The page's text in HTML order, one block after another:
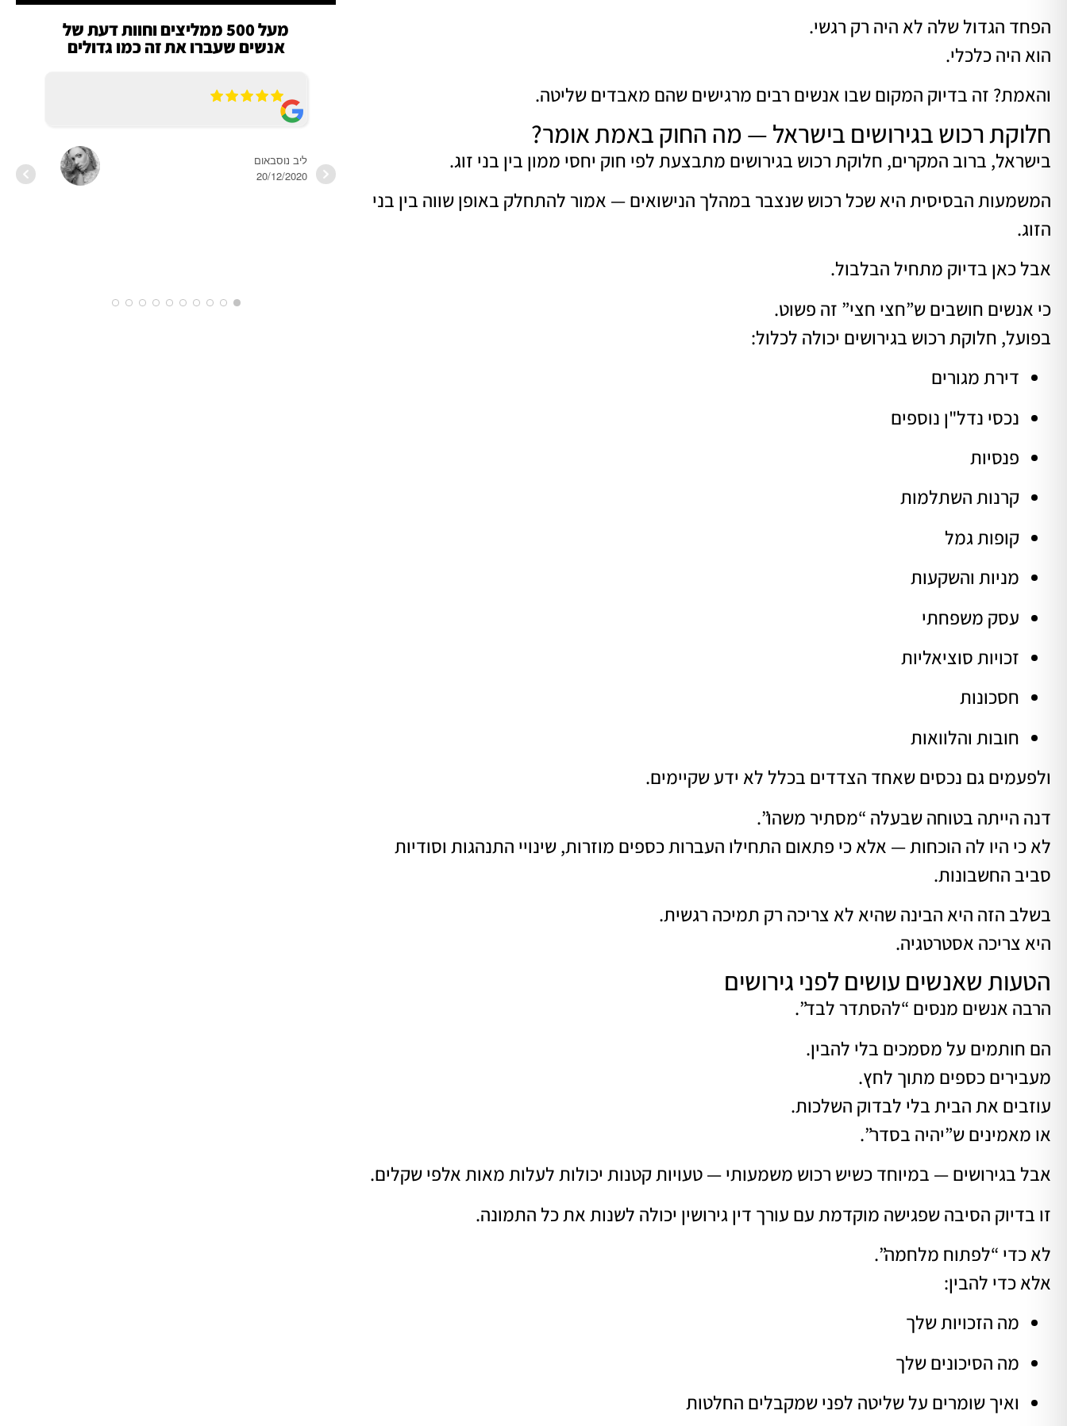
הפחד הגדול שלה לא היה רק רגשי.
הוא היה כלכלי.
והאמת? זה בדיוק המקום שבו אנשים רבים מרגישים שהם מאבדים שליטה.
חלוקת רכוש בגירושים בישראל — מה החוק באמת אומר?
בישראל, ברוב המקרים, חלוקת רכוש בגירושים מתבצעת לפי חוק יחסי ממון בין בני זוג.
המשמעות הבסיסית היא שכל רכוש שנצבר במהלך הנישואים — אמור להתחלק באופן שווה בין בני
הזוג.
אבל כאן בדיוק מתחיל הבלבול.
כי אנשים חושבים ש”חצי חצי” זה פשוט.
בפועל, חלוקת רכוש בגירושים יכולה לכלול:
דירת מגורים
נכסי נדל"ן נוספים
פנסיות
קרנות השתלמות
קופות גמל
מניות והשקעות
עסק משפחתי
זכויות סוציאליות
חסכונות
חובות והלוואות
ולפעמים גם נכסים שאחד הצדדים בכלל לא ידע שקיימים.
דנה הייתה בטוחה שבעלה “מסתיר משהו”.
לא כי היו לה הוכחות — אלא כי פתאום התחילו העברות כספים מוזרות, שינויי התנהגות וסודיות
סביב החשבונות.
בשלב הזה היא הבינה שהיא לא צריכה רק תמיכה רגשית.
היא צריכה אסטרטגיה.
הטעות שאנשים עושים לפני גירושים
הרבה אנשים מנסים “להסתדר לבד”.
הם חותמים על מסמכים בלי להבין.
מעבירים כספים מתוך לחץ.
עוזבים את הבית בלי לבדוק השלכות.
או מאמינים ש”יהיה בסדר”.
אבל בגירושים — במיוחד כשיש רכוש משמעותי — טעויות קטנות יכולות לעלות מאות אלפי שקלים.
זו בדיוק הסיבה שפגישה מוקדמת עם עורך דין גירושין יכולה לשנות את כל התמונה.
לא כדי “לפתוח מלחמה”.
אלא כדי להבין:
מה הזכויות שלך
מה הסיכונים שלך
ואיך שומרים על שליטה לפני שמקבלים החלטות
מעל 500 ממליצים וחוות דעת של
אנשים שעברו את זה כמו גדולים
ליב נוסבאום
20/12/2020